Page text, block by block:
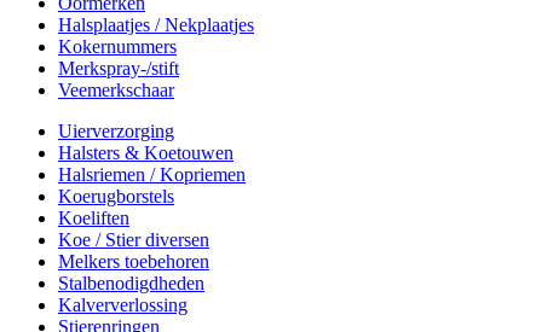
Halsplaatjes / Nekplaatjes
Kokernummers
Merkspray-/stift
Veemerkschaar
Uierverzorging
Halsters & Koetouwen
Halsriemen / Kopriemen
Koerugborstels
Koeliften
Koe / Stier diversen
Melkers toebehoren
Stalbenodigdheden
Kalververlossing
Stierenringen